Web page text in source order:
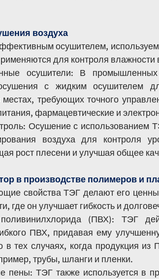
воздуха
осушителем,
для контроля влажности
осушители: В
с жидким осушителем
требующих точного
фармацевтические и
Осушение с использованием
воздуха для контроля
рост плесени и улучшая общее
в производстве полимеров и
свойства ТЭГ делают его
где он улучшает гибкость и
(ПВХ): ТЭГ
ПВХ, придавая ему
в тех случаях, когда продукция
трубы, шланги и пленки.
пены: ТЭГ также используется в